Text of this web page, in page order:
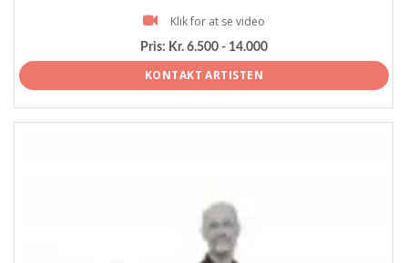
Klik for at se video
Pris: Kr. 6.500 - 14.000
KONTAKT ARTISTEN